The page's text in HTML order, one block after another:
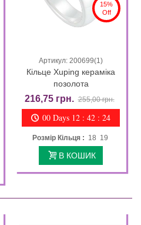
15%
Off
Артикул: 200699(1)
Кільце Xuping кераміка
позолота
216,75 грн. 255,00 грн.
00 Days 12 : 42 : 23
Розмір Кільця : 18 19
В КОШИК